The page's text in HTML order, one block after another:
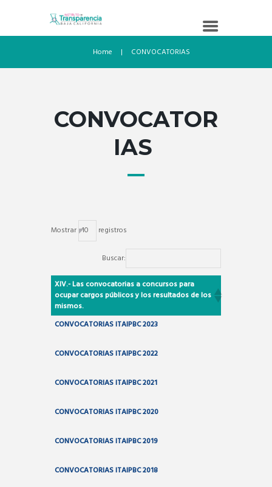
Home CONVOCATORIAS
CONVOCATOR
IAS
Mostrar registros
Buscar:
XIV.- Las convocatorias a concursos para
ocupar cargos públicos y los resultados de los
mismos.
CONVOCATORIAS ITAIPBC 2023
CONVOCATORIAS ITAIPBC 2022
CONVOCATORIAS ITAIPBC 2021
CONVOCATORIAS ITAIPBC 2020
CONVOCATORIAS ITAIPBC 2019
CONVOCATORIAS ITAIPBC 2018